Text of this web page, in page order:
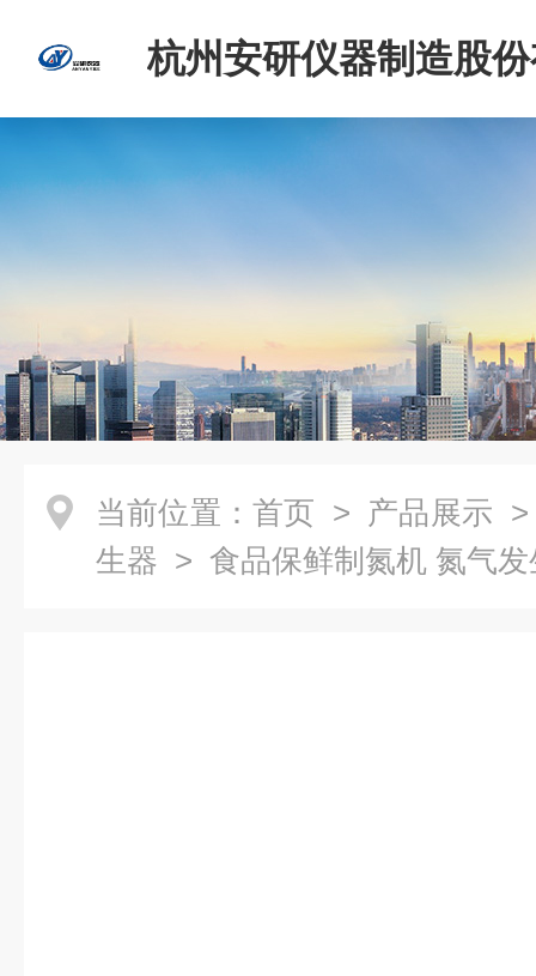
杭州安研仪器制造股
司
当前位置： 首页 > 产品展示
生器 > 食品保鲜制氮机 氮气